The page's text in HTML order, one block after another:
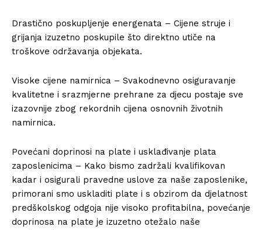
Drastično poskupljenje energenata – Cijene struje i
grijanja izuzetno poskupile što direktno utiče na
troškove održavanja objekata.
Visoke cijene namirnica – Svakodnevno osiguravanje
kvalitetne i srazmjerne prehrane za djecu postaje sve
izazovnije zbog rekordnih cijena osnovnih životnih
namirnica.
Povećani doprinosi na plate i usklađivanje plata
zaposlenicima – Kako bismo zadržali kvalifikovan
kadar i osigurali pravedne uslove za naše zaposlenike,
primorani smo uskladiti plate i s obzirom da djelatnost
predškolskog odgoja nije visoko profitabilna, povećanje
doprinosa na plate je izuzetno otežalo naše